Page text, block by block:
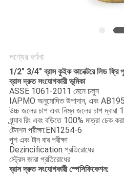
পণ্যের বর্ণনা
1/2" 3/4" ব্রাস কুইক কানেক্টরে লিড ফ্রি
ব্রাস দ্রুত সংযোগকারী ভূমিকা
ASSE 1061-2011 মেনে চলুন
IAPMO অনুমোদিত উপাদান, এবং
উচ্চ জলের চাপ এবং নিম্ন জলের চাপ দ্বারা
গ্র্যাব রিং এবং বডিতে 100% মাত্রা চেক
টেনশন পরীক্ষা:EN1254-6
পুশ এবং টান বার পরীক্ষা
Dezincification প্রতিরোধের
স্ট্রেস জারা প্রতিরোধের
ব্রাস দ্রুত সংযোগকারী স্পেসিফিকেশন: